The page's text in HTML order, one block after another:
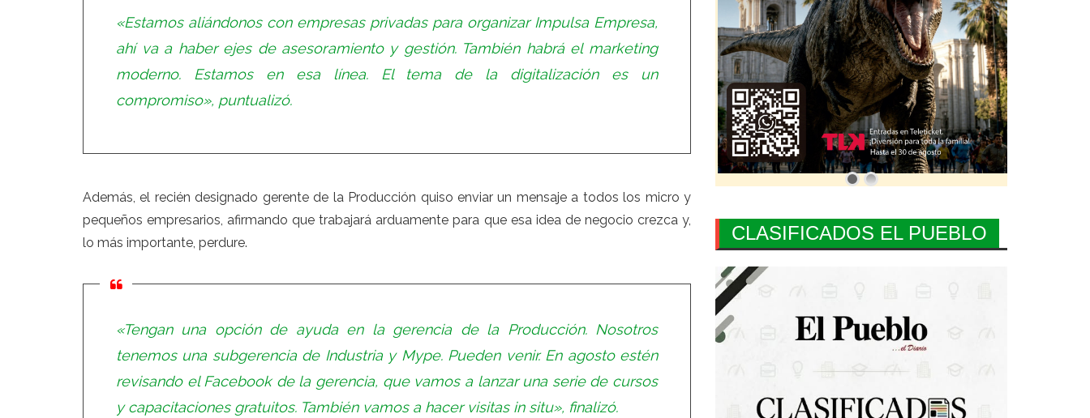
«Estamos aliándonos con empresas privadas para organizar Impulsa Empresa,
ahí va a haber ejes de asesoramiento y gestión. También habrá el marketing
moderno. Estamos en esa línea. El tema de la digitalización es un
compromiso», puntualizó.
Además, el recién designado gerente de la Producción quiso enviar un mensaje a todos los micro y
pequeños empresarios, afirmando que trabajará arduamente para que esa idea de negocio crezca y,
lo más importante, perdure.
«Tengan una opción de ayuda en la gerencia de la Producción. Nosotros
tenemos una subgerencia de Industria y Mype. Pueden venir. En agosto estén
revisando el Facebook de la gerencia, que vamos a lanzar una serie de cursos
y capacitaciones gratuitos. También vamos a hacer visitas in situ», finalizó.
CLASIFICADOS EL PUEBLO